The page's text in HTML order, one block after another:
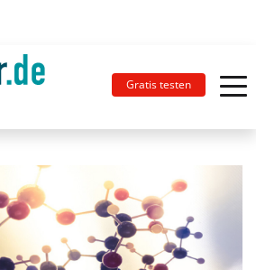
Gratis testen